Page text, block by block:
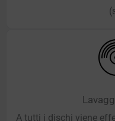
A tutti i dischi viene